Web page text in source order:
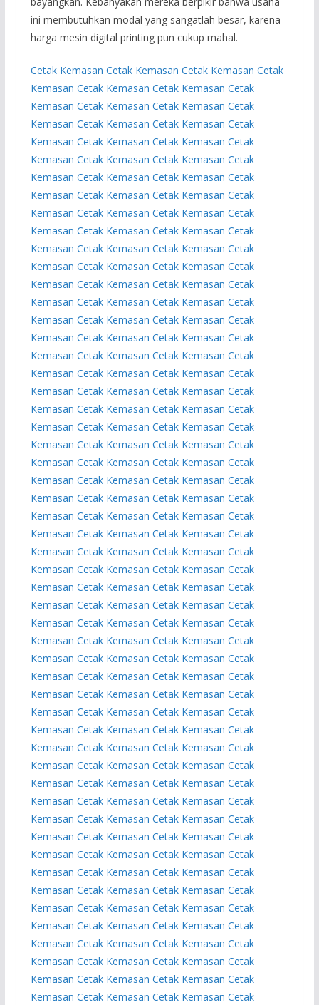
ini membutuhkan modal yang sangatlah besar, karena
harga mesin digital printing pun cukup mahal.
Cetak Kemasan Cetak Kemasan Cetak Kemasan Cetak
Kemasan Cetak Kemasan Cetak Kemasan Cetak
Kemasan Cetak Kemasan Cetak Kemasan Cetak
Kemasan Cetak Kemasan Cetak Kemasan Cetak
Kemasan Cetak Kemasan Cetak Kemasan Cetak
Kemasan Cetak Kemasan Cetak Kemasan Cetak
Kemasan Cetak Kemasan Cetak Kemasan Cetak
Kemasan Cetak Kemasan Cetak Kemasan Cetak
Kemasan Cetak Kemasan Cetak Kemasan Cetak
Kemasan Cetak Kemasan Cetak Kemasan Cetak
Kemasan Cetak Kemasan Cetak Kemasan Cetak
Kemasan Cetak Kemasan Cetak Kemasan Cetak
Kemasan Cetak Kemasan Cetak Kemasan Cetak
Kemasan Cetak Kemasan Cetak Kemasan Cetak
Kemasan Cetak Kemasan Cetak Kemasan Cetak
Kemasan Cetak Kemasan Cetak Kemasan Cetak
Kemasan Cetak Kemasan Cetak Kemasan Cetak
Kemasan Cetak Kemasan Cetak Kemasan Cetak
Kemasan Cetak Kemasan Cetak Kemasan Cetak
Kemasan Cetak Kemasan Cetak Kemasan Cetak
Kemasan Cetak Kemasan Cetak Kemasan Cetak
Kemasan Cetak Kemasan Cetak Kemasan Cetak
Kemasan Cetak Kemasan Cetak Kemasan Cetak
Kemasan Cetak Kemasan Cetak Kemasan Cetak
Kemasan Cetak Kemasan Cetak Kemasan Cetak
Kemasan Cetak Kemasan Cetak Kemasan Cetak
Kemasan Cetak Kemasan Cetak Kemasan Cetak
Kemasan Cetak Kemasan Cetak Kemasan Cetak
Kemasan Cetak Kemasan Cetak Kemasan Cetak
Kemasan Cetak Kemasan Cetak Kemasan Cetak
Kemasan Cetak Kemasan Cetak Kemasan Cetak
Kemasan Cetak Kemasan Cetak Kemasan Cetak
Kemasan Cetak Kemasan Cetak Kemasan Cetak
Kemasan Cetak Kemasan Cetak Kemasan Cetak
Kemasan Cetak Kemasan Cetak Kemasan Cetak
Kemasan Cetak Kemasan Cetak Kemasan Cetak
Kemasan Cetak Kemasan Cetak Kemasan Cetak
Kemasan Cetak Kemasan Cetak Kemasan Cetak
Kemasan Cetak Kemasan Cetak Kemasan Cetak
Kemasan Cetak Kemasan Cetak Kemasan Cetak
Kemasan Cetak Kemasan Cetak Kemasan Cetak
Kemasan Cetak Kemasan Cetak Kemasan Cetak
Kemasan Cetak Kemasan Cetak Kemasan Cetak
Kemasan Cetak Kemasan Cetak Kemasan Cetak
Kemasan Cetak Kemasan Cetak Kemasan Cetak
Kemasan Cetak Kemasan Cetak Kemasan Cetak
Kemasan Cetak Kemasan Cetak Kemasan Cetak
Kemasan Cetak Kemasan Cetak Kemasan Cetak
Kemasan Cetak Kemasan Cetak Kemasan Cetak
Kemasan Cetak Kemasan Cetak Kemasan Cetak
Kemasan Cetak Kemasan Cetak Kemasan Cetak
Kemasan Cetak Kemasan Cetak Kemasan Cetak
Kemasan Cetak Kemasan Cetak Kemasan Cetak